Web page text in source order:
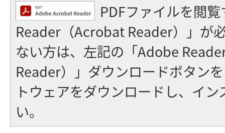
PDFファイルを閲
Reader（Acrobat Reader）」が
ない方は、左記の「Adobe
Reader）」ダウンロードボタン
トウェアをダウンロードし、イ
い。